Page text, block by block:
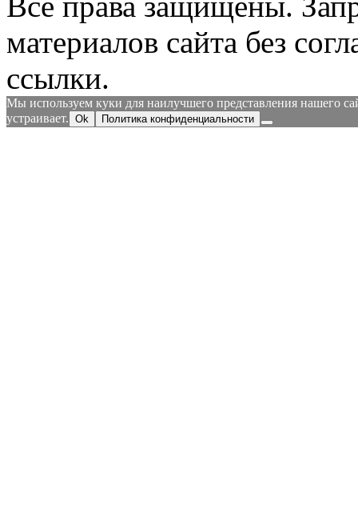
материалов сайта без
ссылки.
Мы используем куки для наилучшего представления нашего
устраивает. Ok Политика конфиденциальности